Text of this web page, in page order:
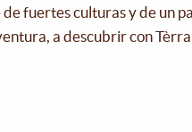
fuertes culturas y de un
a descubrir con